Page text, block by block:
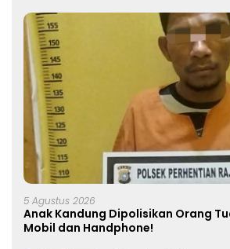
5 Agustus 2026
Anak Kandung Dipolisikan Orang
Mobil dan Handphone!